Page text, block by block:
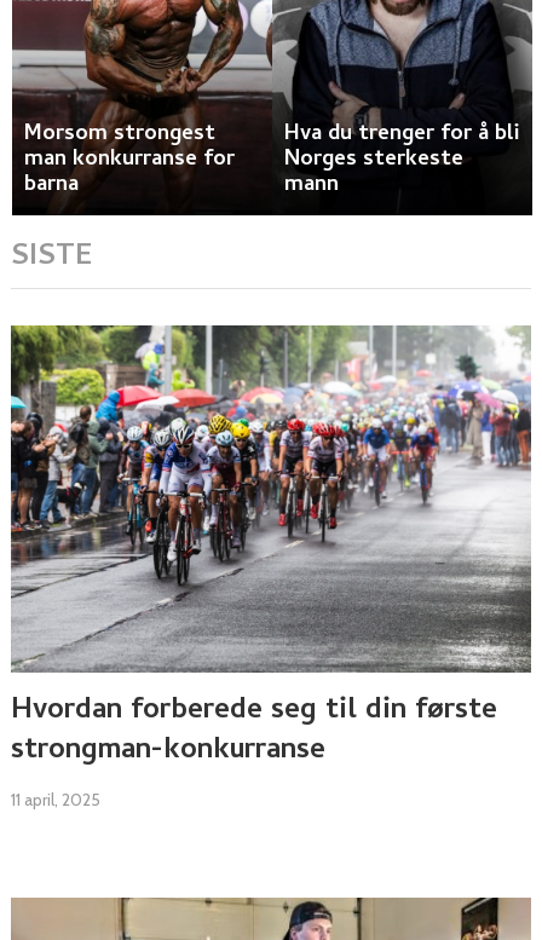
Morsom strongest
man konkurranse for
barna
Hva du trenger for å bli
Norges sterkeste
mann
SISTE
Hvordan forberede seg til din første
strongman-konkurranse
11 april, 2025